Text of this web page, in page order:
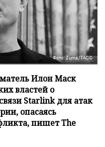
Фото: Zuma/ТАСС
Илон Маск
властей о
Starlink для атак
опасаясь
пишет The